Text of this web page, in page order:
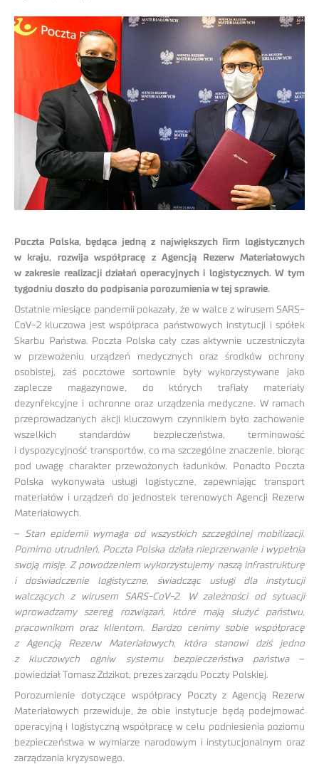
Poczta Polska, będąca jedną z największych firm logistycznych
w kraju, rozwija współpracę z Agencją Rezerw Materiałowych
w zakresie realizacji działań operacyjnych i logistycznych. W tym
tygodniu doszło do podpisania porozumienia w tej sprawie.
Ostatnie miesiące pandemii pokazały, że w walce z wirusem SARS-
CoV-2 kluczowa jest współpraca państwowych instytucji i spółek
Skarbu Państwa. Poczta Polska cały czas aktywnie uczestniczyła
w przewożeniu urządzeń medycznych oraz środków ochrony
osobistej, zaś pocztowe sortownie były wykorzystywane jako
zaplecze magazynowe, do których trafiały materiały
dezynfekcyjne i ochronne oraz urządzenia medyczne. W ramach
przeprowadzanych akcji kluczowym czynnikiem było zachowanie
wszelkich standardów bezpieczeństwa, terminowość
i dyspozycyjność transportów, co ma szczególne znaczenie, biorąc
pod uwagę charakter przewożonych ładunków. Ponadto Poczta
Polska wykonywała usługi logistyczne, zapewniając transport
materiałów i urządzeń do jednostek terenowych Agencji Rezerw
Materiałowych.
–Stan epidemii wymaga od wszystkich szczególnej mobilizacji.
Pomimo utrudnień, Poczta Polska działa nieprzerwanie i wypełnia
swoją misję. Z powodzeniem wykorzystujemy naszą infrastrukturę
i doświadczenie logistyczne, świadcząc usługi dla instytucji
walczących z wirusem SARS-CoV-2. W zależności od sytuacji
wprowadzamy szereg rozwiązań, które mają służyć państwu,
pracownikom oraz klientom. Bardzo cenimy sobie współpracę
z Agencją Rezerw Materiałowych, która stanowi dziś jedno
z kluczowych ogniw systemu bezpieczeństwa państwa–
powiedział Tomasz Zdzikot, prezes zarządu Poczty Polskiej.
Porozumienie dotyczące współpracy Poczty z Agencją Rezerw
Materiałowych przewiduje, że obie instytucje będą podejmować
operacyjną i logistyczną współpracę w celu podniesienia poziomu
bezpieczeństwa w wymiarze narodowym i instytucjonalnym oraz
zarządzania kryzysowego.